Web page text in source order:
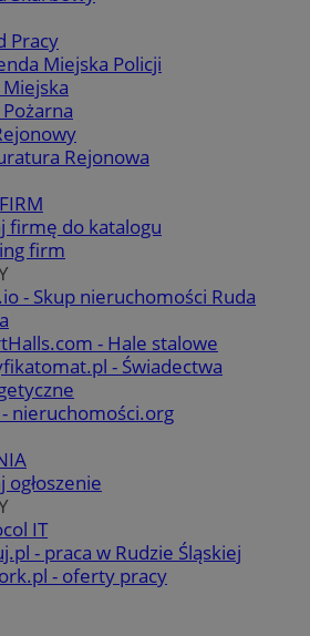
Pracy
Miejska Policji
Rejonowa
firmę do katalogu
firm
- Skup nieruchomości Ruda
- Hale stalowe
- Świadectwa
- nieruchomości.org
ogłoszenie
IT
- praca w Rudzie Śląskiej
- oferty pracy